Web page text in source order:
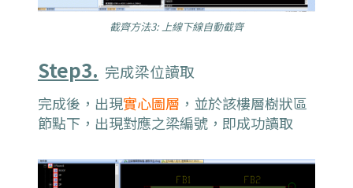
截齊方法3: 上線下線自動截齊
Step3. 完成梁位讀取
完成後，出現實心圖層 ，並於該樓層樹狀區
節點下，出現對應之梁編號，即成功讀取